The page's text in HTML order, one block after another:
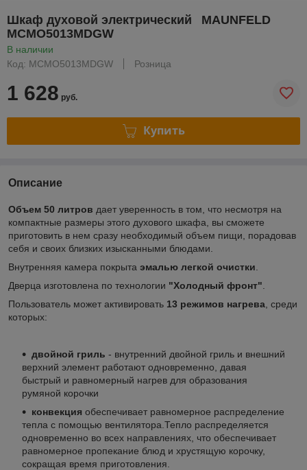
Шкаф духовой электрический MAUNFELD
MCMO5013MDGW
В наличии
Код: MCMO5013MDGW
Розница
1 628 руб.
Купить
Описание
Объем 50 литров дает уверенность в том, что несмотря на
компактные размеры этого духового шкафа, вы сможете
приготовить в нем сразу необходимый объем пищи, порадовав
себя и своих близких изысканными блюдами.
Внутренняя камера покрыта эмалью легкой очистки
Дверца изготовлена по технологии "Холодный фронт"
Пользователь может активировать 13 режимов нагрева , среди
которых:
двойной гриль - внутренний двойной гриль и внешний
верхний элемент работают одновременно, давая
быстрый и равномерный нагрев для образования
румяной корочки
конвекция обеспечивает равномерное распределение
тепла с помощью вентилятора.Тепло распределяется
одновременно во всех направлениях, что обеспечивает
равномерное пропекание блюд и хрустящую корочку,
сокращая время приготовления.